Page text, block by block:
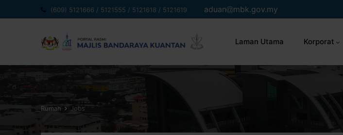
ke
(609) 5121666 / 5121555 / 5121618 / 5121619 aduan mbk.gov.my
Laman Utama Korporat
Rumah Jobs